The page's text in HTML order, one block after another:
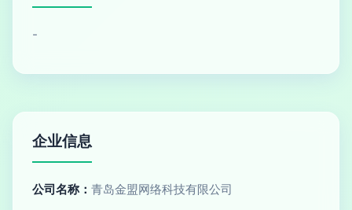
-
企业信息
公司名称： 青岛金盟网络科技有限公司